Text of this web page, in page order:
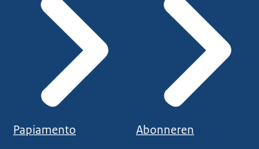
Papiamento Abonneren